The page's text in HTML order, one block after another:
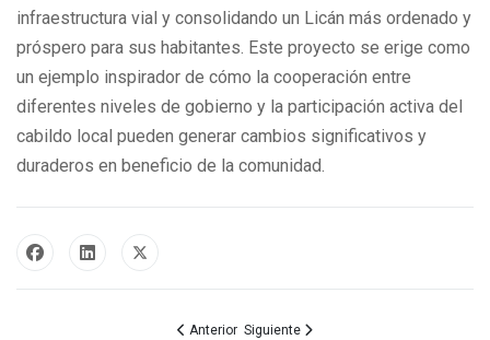
infraestructura vial y consolidando un Licán más ordenado y
próspero para sus habitantes. Este proyecto se erige como
un ejemplo inspirador de cómo la cooperación entre
diferentes niveles de gobierno y la participación activa del
cabildo local pueden generar cambios significativos y
duraderos en beneficio de la comunidad.
Artículo anterior: Trabajo Articulado para un
Anterior Artículo siguiente: Por un Licán
Siguiente